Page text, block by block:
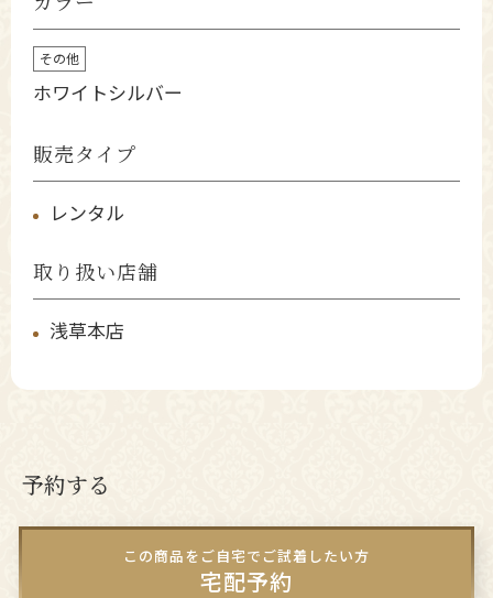
その他
ホワイトシルバー
販売タイプ
レンタル
取り扱い店舗
浅草本店
予約する
この商品をご自宅でご試着したい方
宅配予約